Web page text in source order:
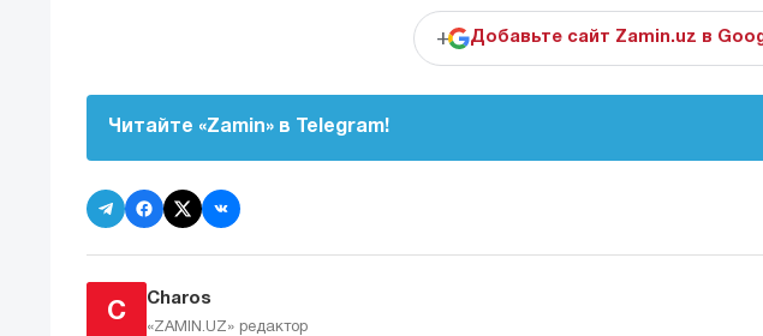
+ Добавьте сайт Zamin.uz в
Читайте «Zamin» в Telegram!
C
Charos
«ZAMIN.UZ» редактор